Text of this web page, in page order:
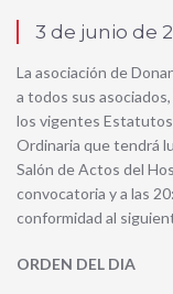
3 de junio de
La asociación de
a todos sus
los vigentes Estatutos
Ordinaria que tendrá
Salón de Actos del
convocatoria y a las
conformidad al
ORDEN DEL DIA